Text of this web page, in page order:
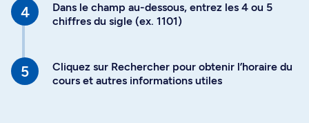
Dans le champ au-dessous, entrez les 4 ou 5
chiffres du sigle (ex. 1101)
Cliquez sur Rechercher pour obtenir l’horaire du
cours et autres informations utiles